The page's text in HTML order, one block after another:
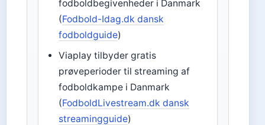
fodboldbegivenheder i Danmark
(Fodbold-Idag.dk dansk
fodboldguide)
Viaplay tilbyder gratis
prøveperioder til streaming af
fodboldkampe i Danmark
(FodboldLivestream.dk dansk
streamingguide)